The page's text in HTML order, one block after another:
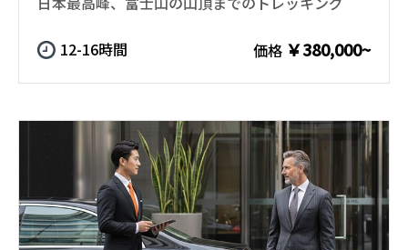
12-16時間 価格 ￥380,000~